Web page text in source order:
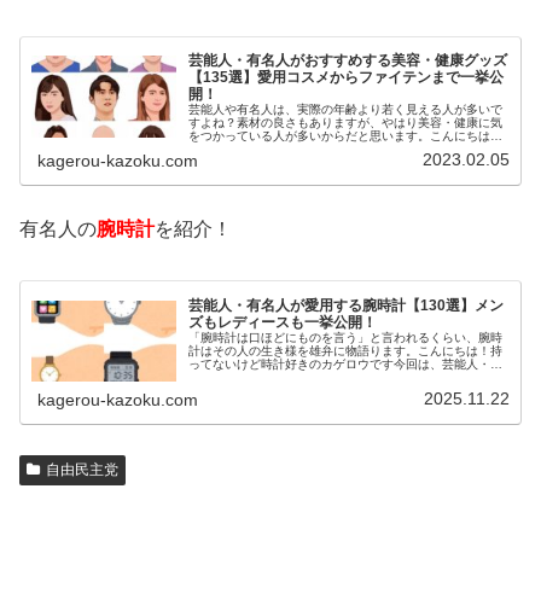
芸能人・有名人がおすすめする美容・健康グッズ
【135選】愛用コスメからファイテンまで一挙公
開！
芸能人や有名人は、実際の年齢より若く見える人が多いで
すよね？素材の良さもありますが、やはり美容・健康に気
をつかっている人が多いからだと思います。こんにちは！
いるのでしょうか？今回は、芸能人…
kagerou-kazoku.com 2023.02.05
有名人の腕時計を紹介！
芸能人・有名人が愛用する腕時計【130選】メン
ズもレディースも一挙公開！
「腕時計は口ほどにものを言う」と言われるくらい、腕時
計はその人の生き様を雄弁に物語ります。こんにちは！持
ってないけど時計好きのカゲロウです今回は、芸能人・有
kagerou-kazoku.com 2025.11.22
自由民主党